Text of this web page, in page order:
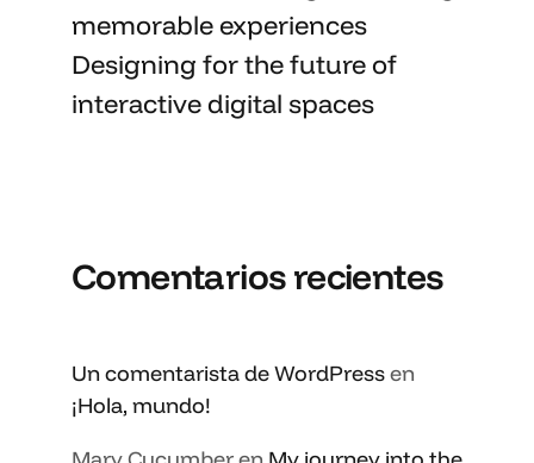
memorableexperiences
Designing for the future of
interactive digital spaces
Comentarios recientes
Un comentarista de WordPressen
¡Hola, mundo!